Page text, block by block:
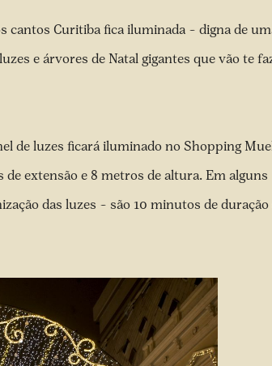
cantos Curitiba fica iluminada – digna de
e árvores de Natal gigantes que vão te
de luzes ficará iluminado no Shopping
extensão e 8 metros de altura. Em alguns
das luzes – são 10 minutos de duração